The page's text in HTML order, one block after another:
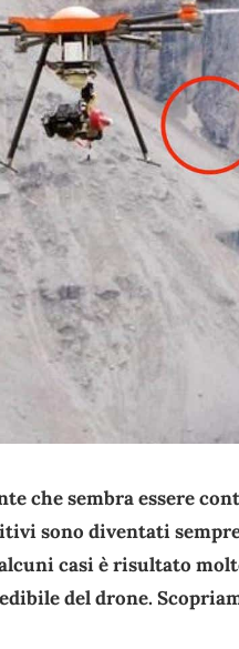
che sembra essere
sono diventati
casi è risultato
del drone.